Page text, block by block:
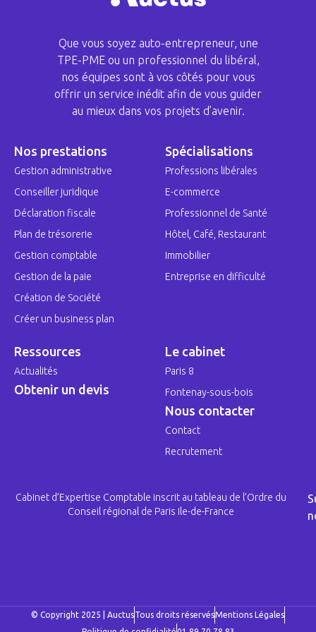
Que vous soyez auto-entrepreneur, une
TPE-PME ou un professionnel du libéral,
nos équipes sont à vos côtés pour vous
offrir un service inédit afin de vous guider
au mieux dans vos projets d’avenir.
Nos prestations
Gestion administrative
Conseiller juridique
Déclaration fiscale
Plan de trésorerie
Gestion comptable
Gestion de la paie
Création de Société
Créer un business plan
Spécialisations
Professions libérales
E-commerce
Professionnel de Santé
Hôtel, Café, Restaurant
Immobilier
Entreprise en difficulté
Ressources
Actualités
Obtenir un devis
Le cabinet
Paris 8
Fontenay-sous-bois
Nous contacter
Contact
Recrutement
Cabinet d’Expertise Comptable inscrit au tableau de l’Ordre du
Conseil régional de Paris Ile-de-France
© Copyright 2025 | AuctusTous droits réservésMentions Légales